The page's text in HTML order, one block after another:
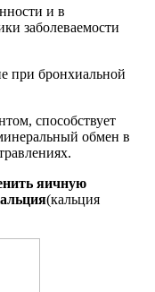
и в
заболеваемости
при бронхиальной
способствует
обмен в
яичную
(кальция